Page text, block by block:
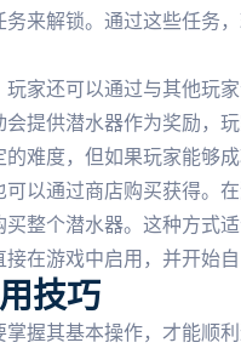
来解锁。通过这些任务
家还可以通过与其他玩
提供潜水器作为奖励，
难度，但如果玩家能够
以通过商店购买获得。
整个潜水器。这种方式
在游戏中启用，并开始自
技巧
握其基本操作，才能顺